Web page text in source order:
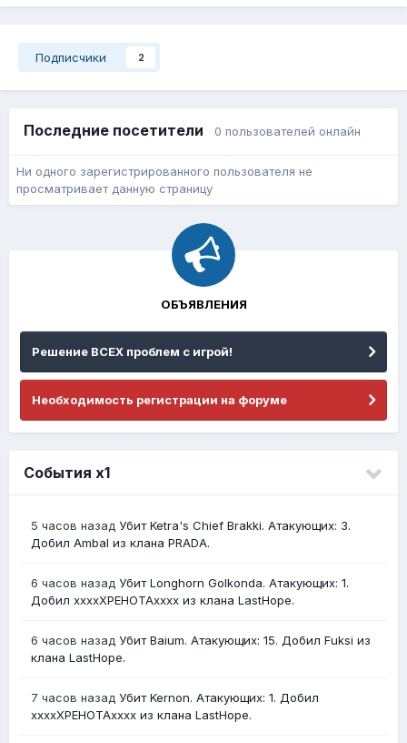
Подписчики 2
Последние посетители 0 пользователей онлайн
Ни одного зарегистрированного пользователя не
просматривает данную страницу
ОБЪЯВЛЕНИЯ
Решение ВСЕХ проблем с игрой!
Необходимость регистрации на форуме
События х1
5 часов назад Убит Ketra's Chief Brakki. Атакующих: 3.
Добил Ambal из клана PRADA.
6 часов назад Убит Longhorn Golkonda. Атакующих: 1.
Добил ххххХРЕНОТАхххх из клана LastHope.
6 часов назад Убит Baium. Атакующих: 15. Добил Fuksi из
клана LastHope.
7 часов назад Убит Kernon. Атакующих: 1. Добил
ххххХРЕНОТАхххх из клана LastHope.